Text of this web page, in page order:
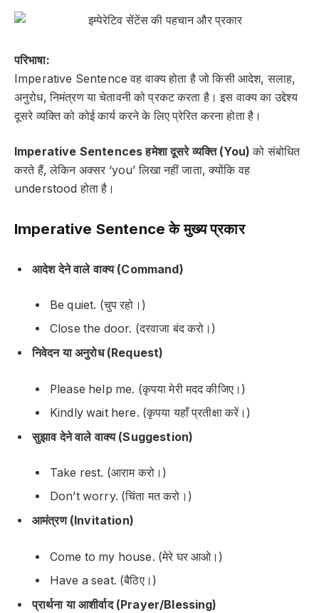
परिभाषा:
Imperative Sentence वह वाक्य होता है जो किसी आदेश, सलाह,
अनुरोध, निमंत्रण या चेतावनी को प्रकट करता है। इस वाक्य का उद्देश्य
दूसरे व्यक्ति को कोई कार्य करने के लिए प्रेरित करनाहोता है।
Imperative Sentences हमेशा दूसरे व्यक्ति (You) को संबोधित
करते हैं, लेकिन अक्सर ‘you’ लिखा नहीं जाता, क्योंकि वह
understood होता है।
Imperative Sentence के मुख्य प्रकार
आदेश देने वाले वाक्य (Command)
Be quiet. (चुप रहो।)
Close the door. (दरवाजा बंद करो।)
निवेदन या अनुरोध (Request)
Please help me. (कृपया मेरी मदद कीजिए।)
Kindly wait here. (कृपया यहाँ प्रतीक्षा करें।)
सुझाव देने वाले वाक्य (Suggestion)
Take rest. (आराम करो।)
Don’t worry. (चिंता मत करो।)
आमंत्रण (Invitation)
Come to my house. (मेरे घर आओ।)
Have a seat. (बैठिए।)
प्रार्थना या आशीर्वाद (Prayer/Blessing)